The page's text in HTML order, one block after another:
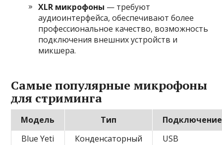
XLR микрофоны — требуют
аудиоинтерфейса, обеспечивают более
профессиональное качество, возможность
подключения внешних устройств и
микшера.
Самые популярные микрофоны
для стриминга
Модель Тип
Подключение
Blue Yeti
Конденсаторный USB